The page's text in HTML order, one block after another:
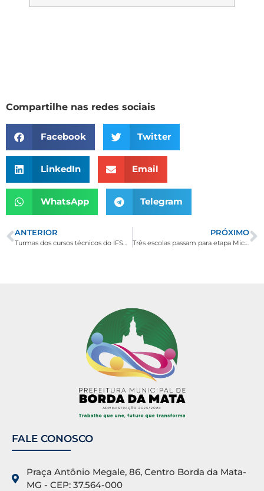
Compartilhe nas redes sociais
Facebook Twitter
LinkedIn Email
WhatsApp Telegram
ANTERIOR PRÓXIMO
Três escolas passam para etapa Microrregional dos Jogos Escolares de Minas Gerais 2013
FALE CONOSCO
Praça Antônio Megale, 86, Centro Borda da Mata-
MG - CEP: 37.564-000